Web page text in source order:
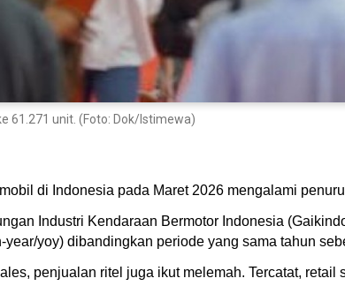
61.271 unit. (Foto: Dok/Istimewa)
di Indonesia pada Maret 2026 mengalami
Industri Kendaraan Bermotor Indonesia
year/yoy) dibandingkan periode yang sama tahun
penjualan ritel juga ikut melemah. Tercatat,